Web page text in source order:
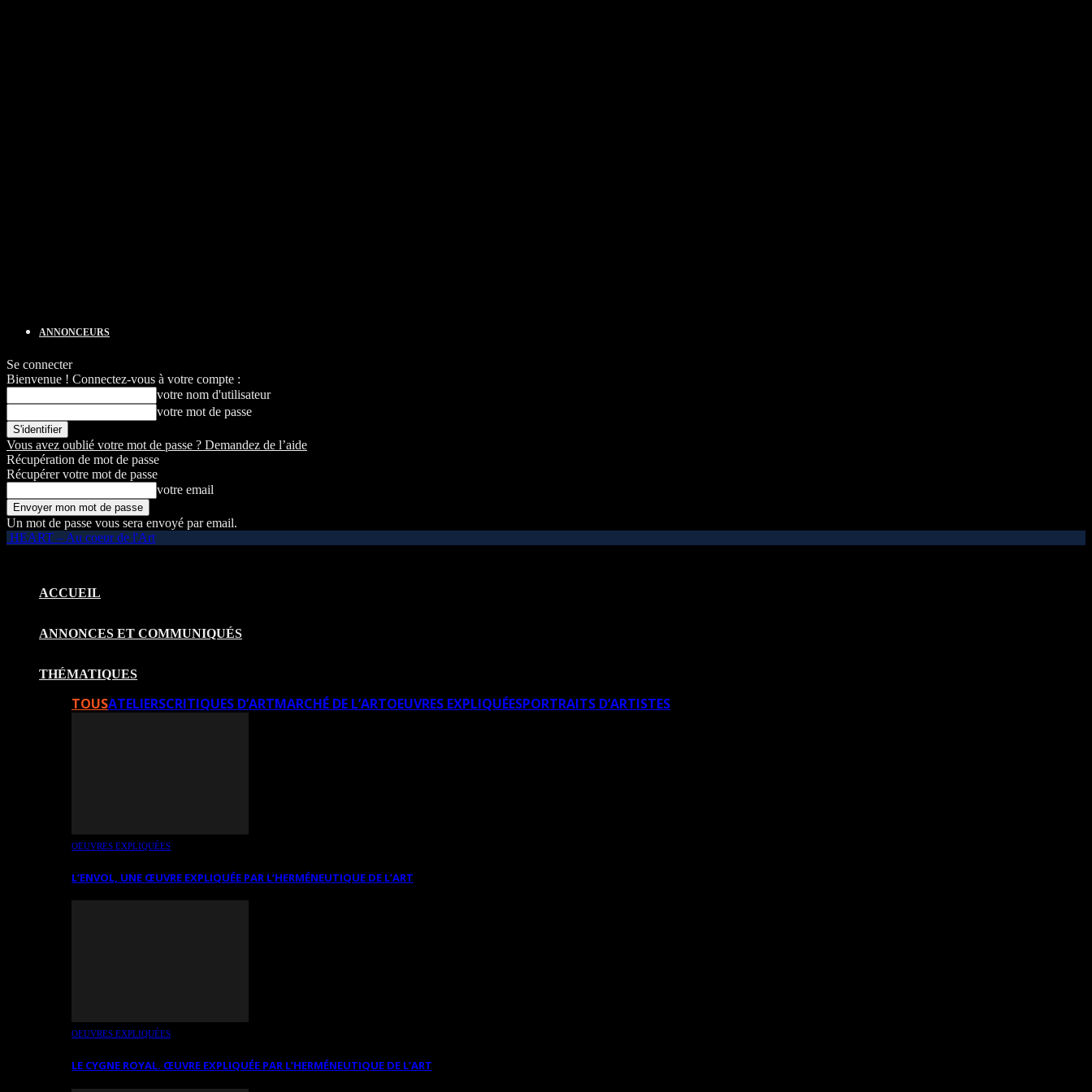
ANNONCEURS
Se connecter
Bienvenue ! Connectez-vous à votre compte :
votre nom d'utilisateur
votre mot de passe
Vous avez oublié votre mot de passe ? Demandez de l’aide
Récupération de mot de passe
Récupérer votre mot de passe
votre email
Un mot de passe vous sera envoyé par email.
HEART – Au coeur de l'Art
ACCUEIL
ANNONCES ET COMMUNIQUÉS
THÉMATIQUES
TOUSATELIERSCRITIQUES D’ARTMARCHÉ DE L’ARTOEUVRES EXPLIQUÉESPORTRAITS D’ARTISTES
OEUVRES EXPLIQUÉES
L’ENVOL, UNE ŒUVRE EXPLIQUÉE PAR L’HERMÉNEUTIQUE DE L’ART
OEUVRES EXPLIQUÉES
LE CYGNE ROYAL. ŒUVRE EXPLIQUÉE PAR L’HERMÉNEUTIQUE DE L’ART